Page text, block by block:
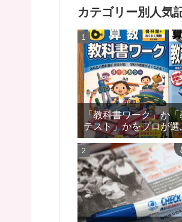
カテゴリー別人気
「教科書ワーク」か
テスト」かをプロが